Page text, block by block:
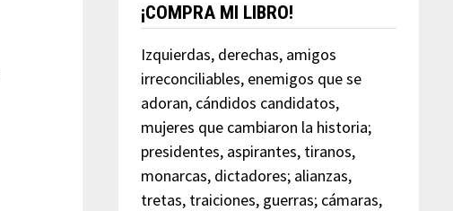
¡COMPRA MI LIBRO!
Izquierdas, derechas, amigos
irreconciliables, enemigos que se
adoran, cándidos candidatos,
mujeres que cambiaron la historia;
presidentes, aspirantes, tiranos,
monarcas, dictadores; alianzas,
tretas, traiciones, guerras; cámaras,